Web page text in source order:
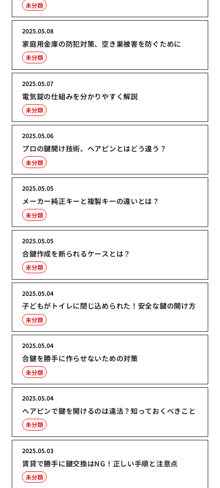
未分類
家庭用金庫の防犯対策、空き巣被害を防ぐために
2025.05.08
未分類
電気錠の仕組みを分かりやすく解説
2025.05.07
未分類
プロの鍵開け技術、ヘアピンとはどう違う？
2025.05.06
未分類
メーカー純正キーと複製キーの違いとは？
2025.05.05
未分類
合鍵作成を断られるケースとは？
2025.05.05
未分類
子どもがトイレに閉じ込められた！安全な鍵の開け方
2025.05.04
未分類
合鍵を勝手に作らせないための対策
2025.05.04
未分類
ヘアピンで鍵を開けるのは違法？知っておくべきこと
2025.05.04
未分類
賃貸で勝手に鍵交換はNG！正しい手順と注意点
2025.05.03
未分類